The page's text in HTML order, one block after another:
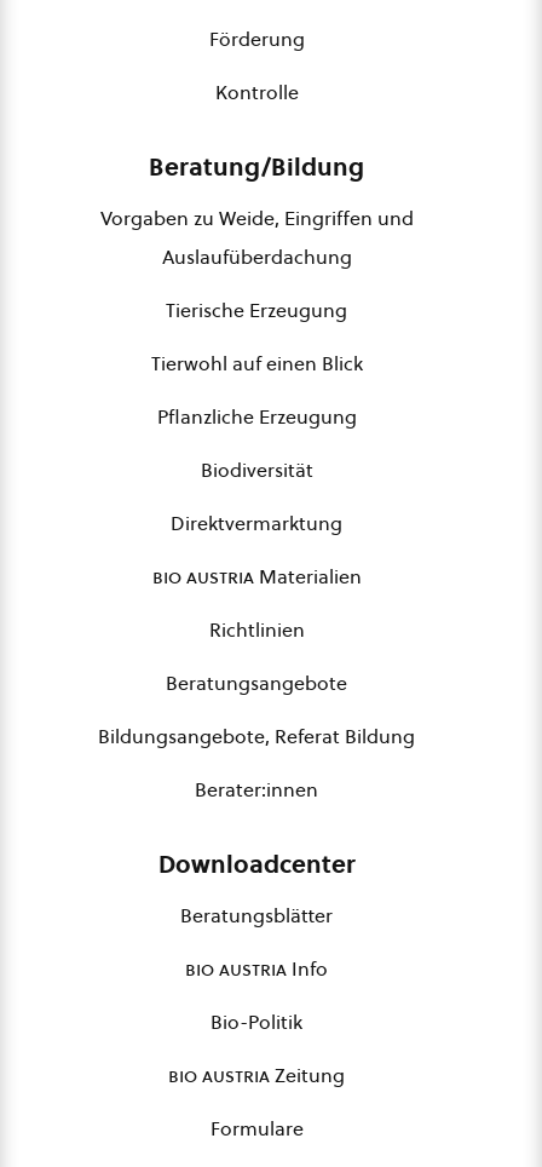
Förderung
Kontrolle
Beratung/Bildung
Vorgaben zu Weide, Eingriffen und
Auslaufüberdachung
Tierische Erzeugung
Tierwohl auf einen Blick
Pflanzliche Erzeugung
Biodiversität
Direktvermarktung
bio austriaMaterialien
Richtlinien
Beratungsangebote
Bildungsangebote, Referat Bildung
Berater:innen
Downloadcenter
Beratungsblätter
bio austria Info
Bio-Politik
bio austriaZeitung
Formulare